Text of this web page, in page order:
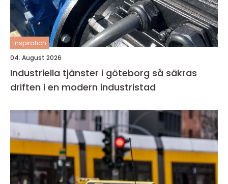
inspiration
04. August 2026
Industriella tjänster i göteborg så säkras
driften i en modern industristad